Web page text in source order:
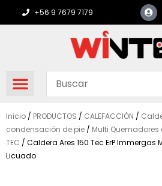
+56 9 7679 7179
Inicio / PRODUCTOS / CALEFACCIÓN /
condensación de pie / Multi
TEC / Caldera Ares 150 Tec ErP Immergas
Licuado